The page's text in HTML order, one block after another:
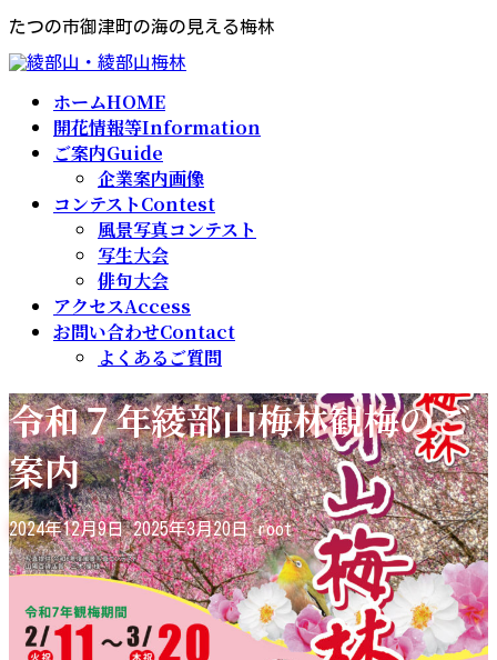
コ
テ
ナ
ゲ
たつの市御津町の海の見える梅林
ホームHOME
開花情報等Information
ご案内Guide
企業案内画像
コンテストContest
風景写真コンテスト
写生大会
俳句大会
アクセスAccess
お問い合わせContact
よくあるご質問
令和７年綾部山梅林観梅のご
案内
2024年12月9日 最
終
更
新
:
2025年3月20日 root